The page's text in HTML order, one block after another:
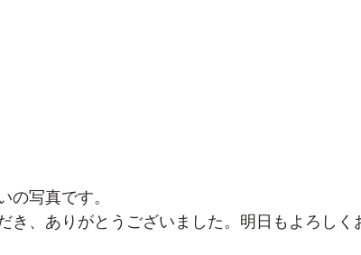
の写真です。
き、ありがとうございました。明日もよろし